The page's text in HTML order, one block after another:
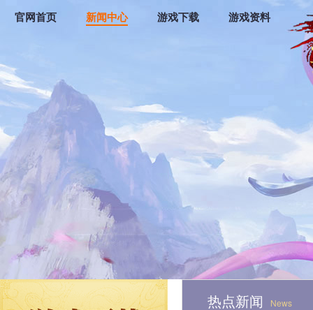
官网首页 新闻中心 游戏下载 游戏资料
热点新闻 News